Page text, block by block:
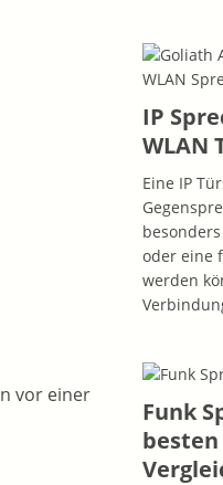
vor einer
IP
WLAN
Eine IP
oder eine
werden
Funk